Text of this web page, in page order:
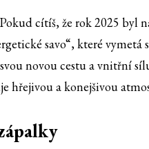
cítíš, že rok 2025 byl
savo“, které
novou cestu a vnitřní
hřejivou a konejšivou